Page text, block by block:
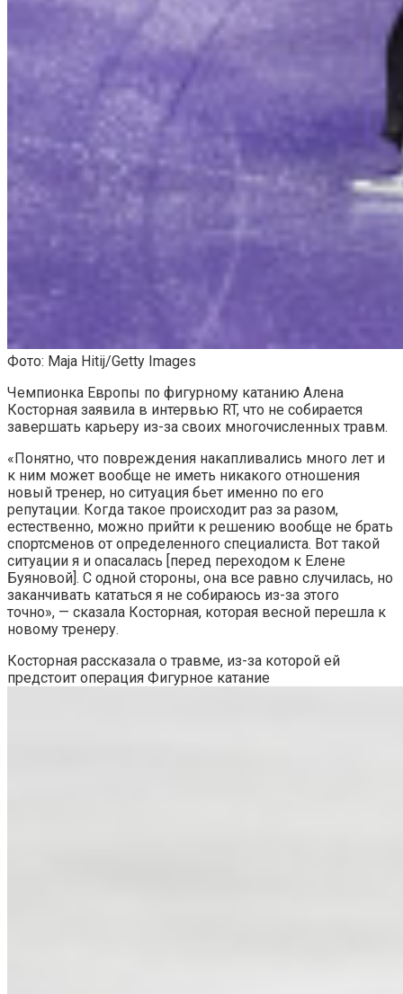
Фото: Maja Hitij/Getty Images
Чемпионка Европы по фигурному катанию Алена
Косторная заявила в интервью RT, что не собирается
завершать карьеру из-за своих многочисленных травм.
«Понятно, что повреждения накапливались много лет и
к ним может вообще не иметь никакого отношения
новый тренер, но ситуация бьет именно по его
репутации. Когда такое происходит раз за разом,
естественно, можно прийти к решению вообще не брать
спортсменов от определенного специалиста. Вот такой
ситуации я и опасалась [перед переходом к Елене
Буяновой]. С одной стороны, она все равно случилась, но
заканчивать кататься я не собираюсь из-за этого
точно», — сказала Косторная, которая весной перешла к
новому тренеру.
Косторная рассказала о травме, из-за которой ей
предстоит операция Фигурное катание